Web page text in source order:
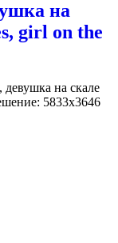
на
girl on the
на скале
5833х3646